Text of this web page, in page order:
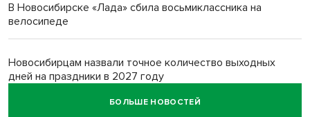
В Новосибирске «Лада» сбила восьмиклассника на
велосипеде
Новосибирцам назвали точное количество выходных
дней на праздники в 2027 году
БОЛЬШЕ НОВОСТЕЙ